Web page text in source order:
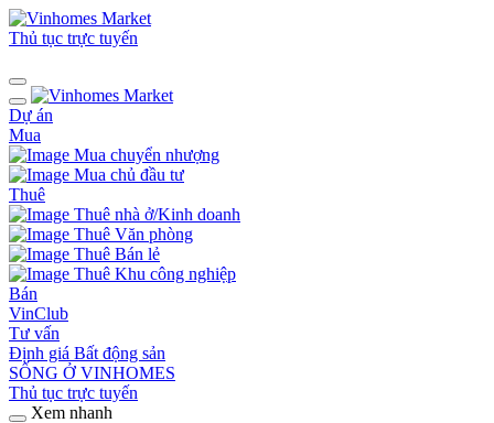
Thủ tục trực tuyến
Dự án
Mua
Mua chuyển nhượng
Mua chủ đầu tư
Thuê
Thuê nhà ở/Kinh doanh
Thuê Văn phòng
Thuê Bán lẻ
Thuê Khu công nghiệp
Bán
VinClub
Tư vấn
Định giá Bất động sản
SỐNG Ở VINHOMES
Thủ tục trực tuyến
Xem nhanh